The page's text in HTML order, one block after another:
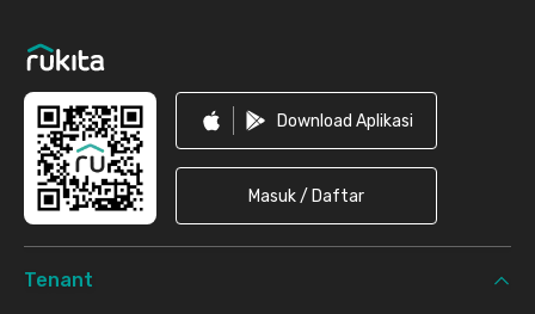
Download Aplikasi
Masuk / Daftar
Tenant